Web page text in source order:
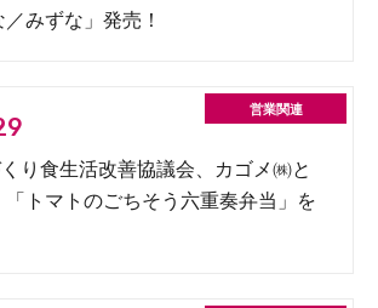
みずな」発売！
り食生活改善協議会、カゴメ㈱と
「トマトのごちそう六重奏弁当」を